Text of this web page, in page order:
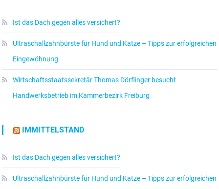
Ist das Dach gegen alles versichert?
Ultraschallzahnbürste für Hund und Katze – Tipps zur erfolgreichen
Eingewöhnung
Wirtschaftsstaatssekretär Thomas Dörflinger besucht
Handwerksbetrieb im Kammerbezirk Freiburg
IMMITTELSTAND
Ist das Dach gegen alles versichert?
Ultraschallzahnbürste für Hund und Katze – Tipps zur erfolgreichen